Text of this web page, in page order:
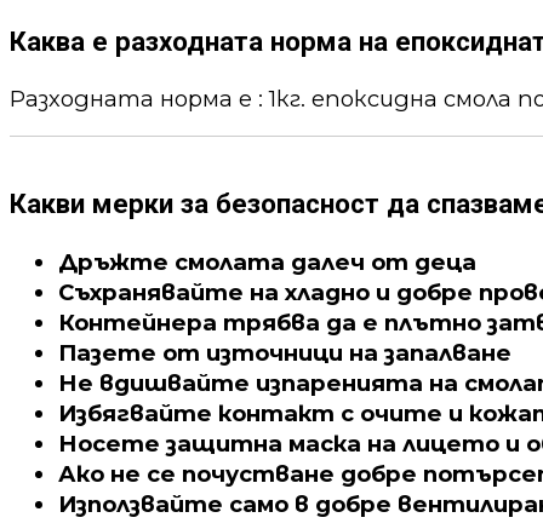
Каква е разходната норма на
Разходната норма е : 1кг. епоксидна смола
Какви мерки за безопасност да
Дръжте смолата далеч от деца
Съхранявайте на хладно и добре
Контейнера трябва да е плътно
Пазете от източници на запалване
Не вдишвайте изпаренията на
Избягвайте контакт с очите и
Носете защитна маска на лицето и
Ако не се почустване добре
Използвайте само в добре